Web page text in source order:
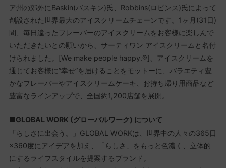
ア州の郊外にBaskin(バスキン)氏、Robbins(ロビンス)氏によって
創設された世界最大のアイスクリームチェーンです。1ヶ月(31日)
間、毎日違ったフレーバーのアイスクリームをお客様に楽しんで
いただきたいとの願いから、サーティワン アイスクリームと名付
けられました。[We make people happy.®]、アイスクリームを
通じてお客様に”幸せ”を届けることをモットーに、バラエティ豊
かなフレーバーやアイスクリームケーキ、お持ち帰り用商品など
豊富なラインアップで、全国約1,200店舗を展開。
■GLOBAL WORK (グローバルワーク) について
「らしさに出会う。」GLOBAL WORKは、世界中の人々の365日
×360度にアイデアを加え、「らしさ」をもっと色濃く、立体的
にするライフスタイルを提案するブランド。